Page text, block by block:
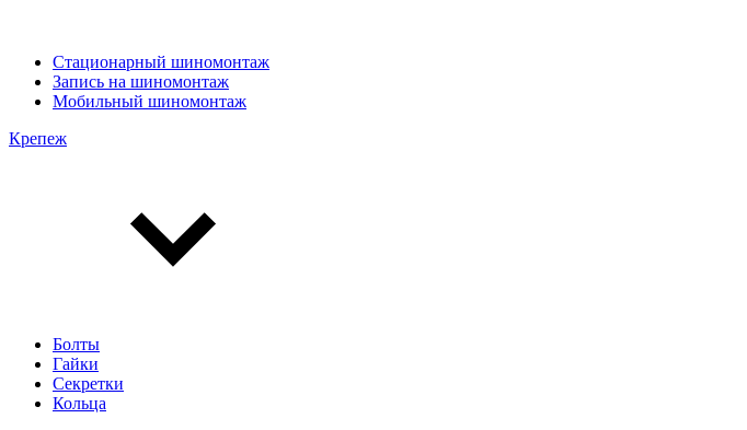
Стационарный шиномонтаж
Запись на шиномонтаж
Мобильный шиномонтаж
Крепеж
Болты
Гайки
Секретки
Кольца